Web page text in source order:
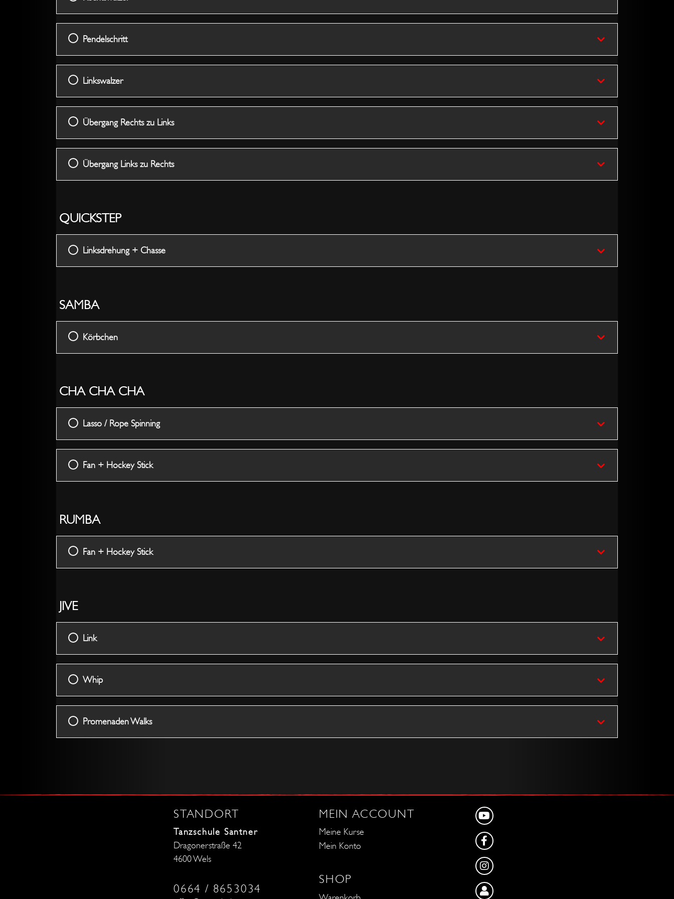
Pendelschritt
Linkswalzer
Übergang Rechts zu Links
Übergang Links zu Rechts
QUICKSTEP
Linksdrehung + Chasse
SAMBA
Körbchen
CHA CHA CHA
Lasso / Rope Spinning
Fan + Hockey Stick
RUMBA
Fan + Hockey Stick
JIVE
Link
Whip
Promenaden Walks
STANDORT
Tanzschule Santner
Dragonerstraße 42
4600 Wels
0664 / 8653034
MEIN ACCOUNT
Meine Kurse
Mein Konto
SHOP